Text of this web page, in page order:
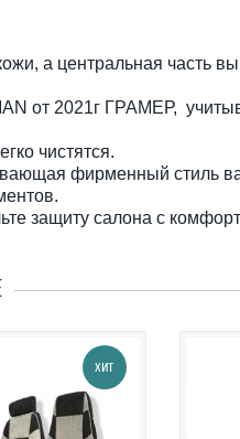
а центральная часть
от 2021г ГРАМЕР,
чистятся.
фирменный стиль
защиту салона с
ХИТ